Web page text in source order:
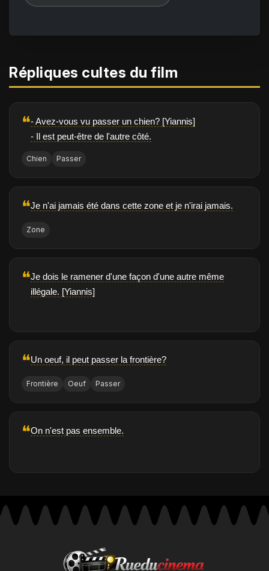
Répliques cultes du film
❝- Avez-vous vu passer un chien? [Yiannis]
- Il est peut-être de l'autre côté.
Chien Passer
❝Je n'ai jamais été dans cette zone et je n'irai jamais.
Zone
❝Je dois le ramener d'une façon d'une autre même
illégale. [Yiannis]
❝Un oeuf, il peut passer la frontière?
Frontière Oeuf Passer
❝On n'est pas ensemble.